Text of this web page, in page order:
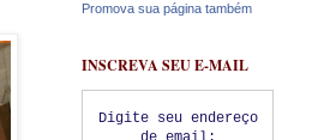
Promova sua página também
INSCREVA SEU E-MAIL
Digite seu endereço